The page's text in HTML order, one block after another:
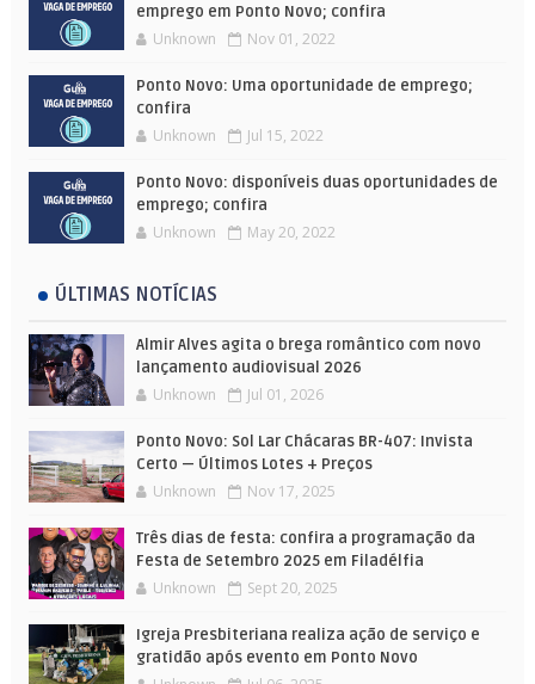
emprego em Ponto Novo; confira
Unknown Nov 01, 2022
Ponto Novo: Uma oportunidade de emprego;
confira
Unknown Jul 15, 2022
Ponto Novo: disponíveis duas oportunidades de
emprego; confira
Unknown May 20, 2022
ÚLTIMAS NOTÍCIAS
Almir Alves agita o brega romântico com novo
lançamento audiovisual 2026
Unknown Jul 01, 2026
Ponto Novo: Sol Lar Chácaras BR-407: Invista
Certo — Últimos Lotes + Preços
Unknown Nov 17, 2025
Três dias de festa: confira a programação da
Festa de Setembro 2025 em Filadélfia
Unknown Sept 20, 2025
Igreja Presbiteriana realiza ação de serviço e
gratidão após evento em Ponto Novo